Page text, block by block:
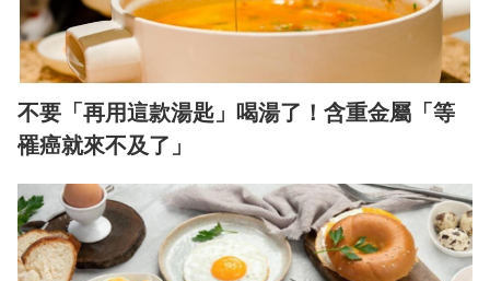
不要「再用這款湯匙」喝湯了！含重金屬「等
罹癌就來不及了」